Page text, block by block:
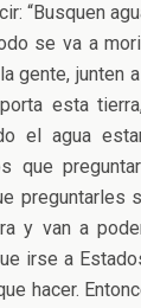
“Busquen
se va a
gente, junten
esta
el agua
que
preguntarles
y van a
irse a
hacer.